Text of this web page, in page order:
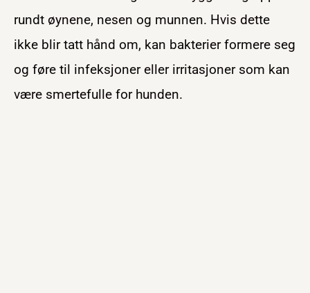
rundt øynene, nesen og munnen. Hvis dette
ikke blir tatt hånd om, kan bakterier formere seg
og føre til infeksjoner eller irritasjoner som kan
være smertefulle for hunden.